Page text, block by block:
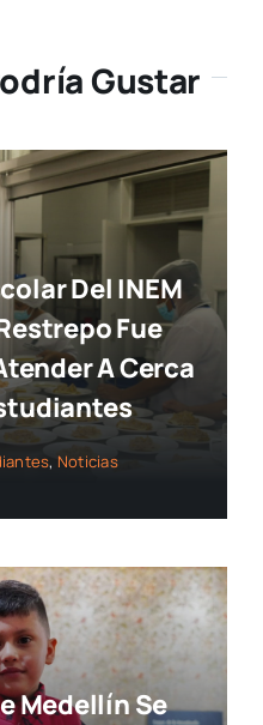
Gustar
Del INEM
Fue
A Cerca
, Noticias
Medellín Se